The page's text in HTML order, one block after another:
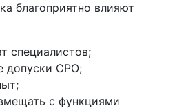
благоприятно влияют
специалистов;
допуски СРО;
с функциями